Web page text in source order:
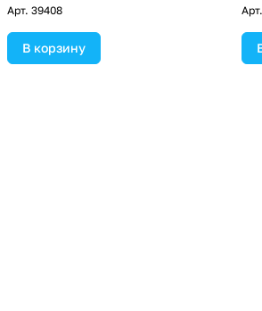
Арт. 39408
В корзину
Арт.